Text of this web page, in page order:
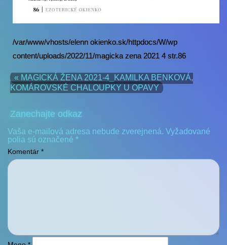
/var/www/vhosts/elenn okienko.sk/httpdocs/W/wp
content/uploads/2022/11/magicka zena 2021 4 str.86
« MAGICKÁ ŽENA 2021-4_KAMILKA BENKOVÁ,
KOMÁROVSKÉ CHALOUPKY U OPAVY
Zanechajte odkaz
Vaša e-mailová adresa nebude zverejnená. Vyžadované
polia sú označené *
Komentár *